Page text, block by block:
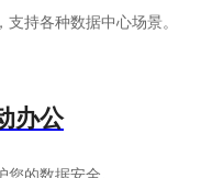
持各种数据中心场景。
办公